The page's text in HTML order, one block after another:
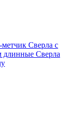
Сверла с
длинные Сверла